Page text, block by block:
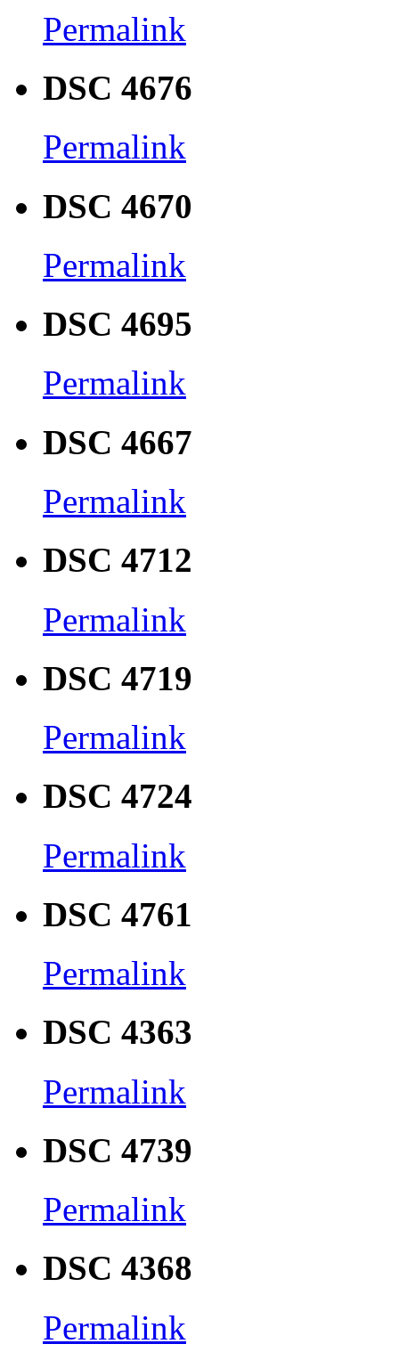
Permalink
DSC 4676
Permalink
DSC 4670
Permalink
DSC 4695
Permalink
DSC 4667
Permalink
DSC 4712
Permalink
DSC 4719
Permalink
DSC 4724
Permalink
DSC 4761
Permalink
DSC 4363
Permalink
DSC 4739
Permalink
DSC 4368
Permalink